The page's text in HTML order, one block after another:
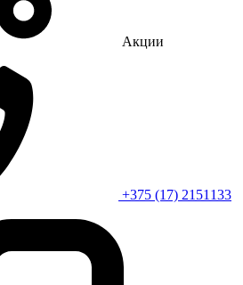
Акции
+375 (17) 2151133